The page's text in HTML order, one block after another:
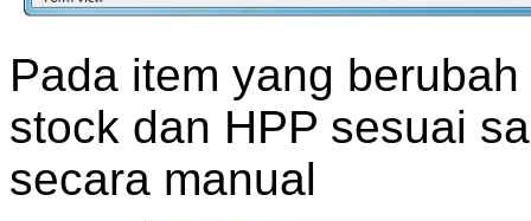
Pada item yang
stock dan HPP sesuai
secara manual